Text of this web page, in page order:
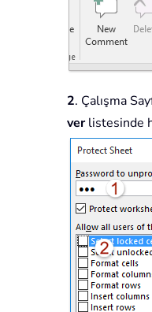
2. Çalışma
verlistesinde